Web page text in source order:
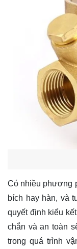
Có nhiều phương
bích hay hàn, và
quyết định kiểu
chắn và an toàn
trong quá trình